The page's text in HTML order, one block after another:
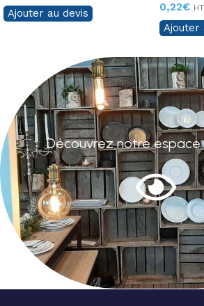
Ajouter au devis
0,22€
Ajouter
Découvrez notre espace